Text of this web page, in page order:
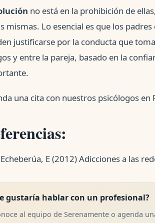
no está en la prohibición de
mismas. Lo esencial es que los
justificarse por la conducta que
y entre la pareja, basado en la
una cita con nuestros psicólogos
Echeberúa, E (2012) Adicciones a las
gustaría hablar con un profesional?
al equipo de Serenamente o agenda